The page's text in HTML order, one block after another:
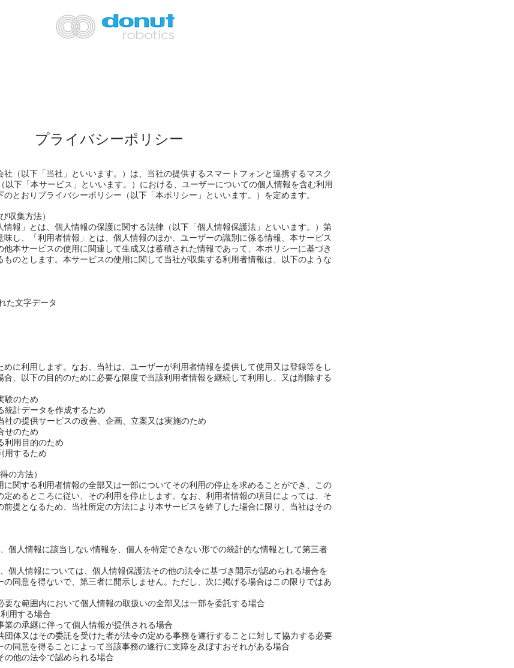
プライバシーポリシー
社（以下「当社」といいます。）は、当社の提供するスマートフォンと連携するマスク
以下「本サービス」といいます。）における、ユーザーについての個人情報を含む利用
とおりプライバシーポリシー（以下「本ポリシー」といいます。）を定めます。
収集方法）
報」とは、個人情報の保護に関する法律（以下「個人情報保護法」といいます。）第
味し、「利用者情報」とは、個人情報のほか、ユーザーの識別に係る情報、本サービス
本サービスの使用に関連して生成又は蓄積された情報であって、本ポリシーに基づき
ものとします。本サービスの使用に関して当社が収集する利用者情報は、以下のような
た文字データ
に利用します。なお、当社は、ユーザーが利用者情報を提供して使用又は登録等をし
、以下の目的のために必要な限度で当該利用者情報を継続して利用し、又は削除する
験のため
計データを作成するため
の提供サービスの改善、企画、立案又は実施のため
せのため
利用目的のため
用するため
の方法）
関する利用者情報の全部又は一部についてその利用の停止を求めることができ、この
めるところに従い、その利用を停止します。なお、利用者情報の項目によっては、そ
提となるため、当社所定の方法により本サービスを終了した場合に限り、当社はその
個人情報に該当しない情報を、個人を特定できない形での統計的な情報として第三者
個人情報については、個人情報保護法その他の法令に基づき開示が認められる場合を
の同意を得ないで、第三者に開示しません。ただし、次に掲げる場合はこの限りではあ
な範囲内において個人情報の取扱いの全部又は一部を委託する場合
用する場合
の承継に伴って個人情報が提供される場合
体又はその委託を受けた者が法令の定める事務を遂行することに対して協力する必要
同意を得ることによって当該事務の遂行に支障を及ぼすおそれがある場合
他の法令で認められる場合